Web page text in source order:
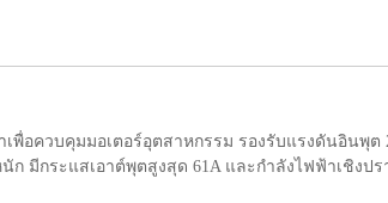
พื่อควบคุมมอเตอร์อุตสาหกรรม รองรับแรงดันอินพุต
ก มีกระแสเอาต์พุตสูงสุด 61A และกำลังไฟฟ้าเชิงปร